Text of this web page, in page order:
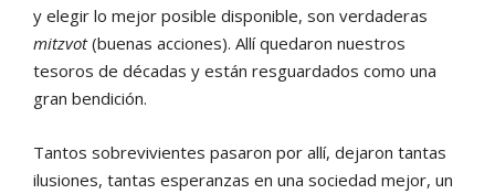
y elegir lo mejor posible disponible, son verdaderas
mitzvot(buenas acciones). Allí quedaron nuestros
tesoros de décadas y están resguardados como una
gran bendición.
Tantos sobrevivientes pasaron por allí, dejaron tantas
ilusiones, tantas esperanzas en una sociedad mejor, un